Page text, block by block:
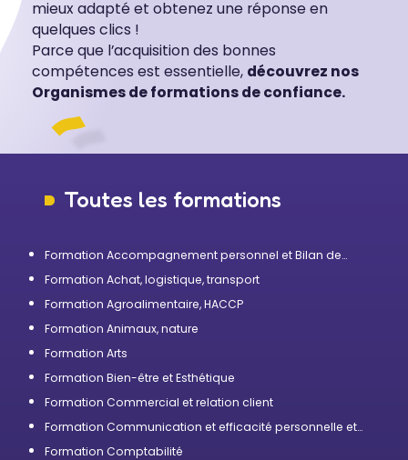
mieux adapté et obtenez une réponse en
quelques clics !
Parce que l’acquisition des bonnes
compétences est essentielle, découvrez nos
Organismes de formations de confiance.
Toutes les formations
Formation Accompagnement personnel et Bilan de
Formation Achat, logistique, transport
Formation Agroalimentaire, HACCP
Formation Animaux, nature
Formation Arts
Formation Bien-être et Esthétique
Formation Commercial et relation client
Formation Communication et efficacité personnelle et
Formation Comptabilité